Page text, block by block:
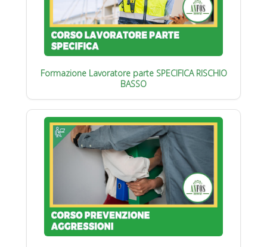
Formazione Lavoratore parte SPECIFICA RISCHIO
BASSO